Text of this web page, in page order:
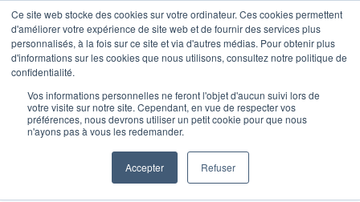
Ce site web stocke des cookies sur votre ordinateur. Ces cookies permettent
d'améliorer votre expérience de site web et de fournir des services plus
personnalisés, à la fois sur ce site et via d'autres médias. Pour obtenir plus
d'informations sur les cookies que nous utilisons, consultez notre politique de
confidentialité.
Vos informations personnelles ne feront l'objet d'aucun suivi lors de
votre visite sur notre site. Cependant, en vue de respecter vos
préférences, nous devrons utiliser un petit cookie pour que nous
n'ayons pas à vous les redemander.
Accepter Refuser
Archive for février 2016